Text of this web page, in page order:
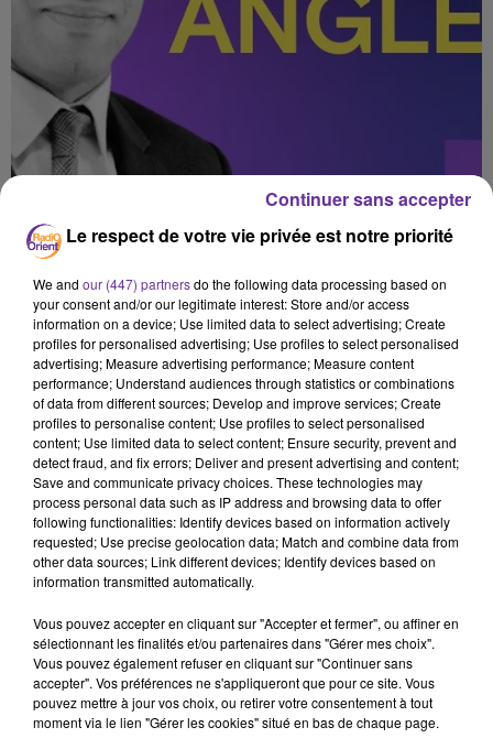
France Criminalité Sécurité
28 octobre 2025 - 10 min 46 sec
CAMBRIOLAGE AU LOUVRE : LE « CASSE DU
SIÈCLE » L’EST-IL VRAIMENT ?
François-Xavier DE CALONNE
GRAND ANGLE
Les recherches se poursuivent après le cambriolage le 19
octobre dernier au Musée du Louvre. Au surlendemain de
l'interpellation de deux suspects, une délégation de la
commission de la culture du Sénat a effectué une visite
des installations de sûreté du musée ce mardi,
notamment les PC sécurité.
« Nous ressortons de cette visite avec l’intime conviction
Le respect de votre vie privée est notre priorité
We and our (447) partnersdo the following data processing based on
your consent and/or our legitimate interest: Store and/or access
information on a device; Use limited data to select advertising; Create
profiles for personalised advertising; Use profiles to select personalised
advertising; Measure advertising performance; Measure content
performance; Understand audiences through statistics or combinations
of data from different sources; Develop and improve services; Create
profiles to personalise content; Use profiles to select personalised
content; Use limited data to select content; Ensure security, prevent and
detect fraud, and fix errors; Deliver and present advertising and content;
Save and communicate privacy choices. These technologies may
process personal data such as IP address and browsing data to offer
following functionalities: Identify devices based on information actively
requested; Use precise geolocation data; Match and combine data from
other data sources; Link different devices; Identify devices based on
information transmitted automatically.
Vous pouvez accepter en cliquant sur "Accepter et fermer", ou affiner en
sélectionnant les finalités et/ou partenaires dans "Gérer mes choix".
Vous pouvez également refuser en cliquant sur "Continuer sans
accepter". Vos préférences ne s'appliqueront que pour ce site. Vous
pouvez mettre à jour vos choix, ou retirer votre consentement à tout
moment via le lien "Gérer les cookies" situé en bas de chaque page.
Continuer sans accepter